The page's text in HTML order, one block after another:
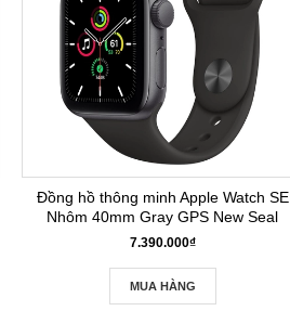
Đồng hồ thông minh Apple Watch SE
Nhôm 40mm Gray GPS New Seal
7.390.000₫
MUA HÀNG